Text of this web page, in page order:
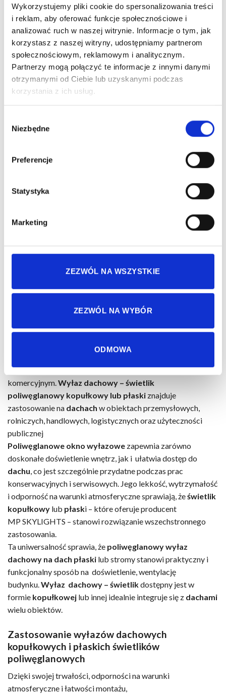
Wykorzystujemy pliki cookie do spersonalizowania treści
i reklam, aby oferować funkcje społecznościowe i
analizować ruch w naszej witrynie. Informacje o tym, jak
korzystasz z naszej witryny, udostępniamy partnerom
społecznościowym, reklamowym i analitycznym.
Partnerzy mogą połączyć te informacje z innymi danymi
otrzymanymi od Ciebie lub uzyskanymi podczas
korzystania z ich usług.
zgody
Niezbędne
Preferencje
Statystyka
Marketing
ZEZWÓL NA WSZYSTKIE
ZEZWÓL NA WYBÓR
ODMOWA
WYŁAZY DACHOWE
Wyłaz dachowy – świetlik
poliwęglanowy 90×90 cm PC16
H20 PCV
2.075,00zł
wykorzystać na
w budynkach mieszkalnych,
atrakcyjnych cenach sprzedajemy
wyłazy dachowe
w różnych konfiguracjach
poliwęglanowe okna wyłazowe
. Jako renomowany i
prostokątne, otwierane elektrycznie, od środka i z zewnątrz
oraz zamykane na klamkę lub kłódkę.
zamówień online. W razie pytań zachęcamy do kontaktu.
Wyłaz dachowy – poliwęglanowy świetlik
kopułkowy i płaski wszechstronnego
wykorzystywana w budownictwie mieszkaniowym i
komercyjnym.Wyłaz dachowy – świetlik
poliwęglanowy kopułkowy lub płaski znajduje
zastosowanie na dachach w obiektach przemysłowych,
rolniczych, handlowych, logistycznych oraz użyteczności
publicznej
Poliwęglanowe okno wyłazowe zapewnia zarówno
doskonałe doświetlenie wnętrz, jak i ułatwia dostęp do
dachu, co jest szczególnie przydatne podczas prac
konserwacyjnych i serwisowych. Jego lekkość, wytrzymałość
i odporność na warunki atmosferyczne sprawiają, żeświetlik
kopułkowy lub płaski – które oferuje producent
MP SKYLIGHTS – stanowi rozwiązanie wszechstronnego
zastosowania.
Ta uniwersalność sprawia, że poliwęglanowy wyłaz
dachowy na dach płaski lub stromy stanowi praktyczny i
funkcjonalny sposób na doświetlenie, wentylację
budynku.Wyłaz dachowy – świetlikdostępny jest w
formie kopułkowej lub innej idealnie integruje się z dachami
wielu obiektów.
Zastosowanie wyłazów dachowych
kopułkowych i płaskich świetlików
poliwęglanowych
Dzięki swojej trwałości, odporności na warunki
atmosferyczne i łatwości montażu,